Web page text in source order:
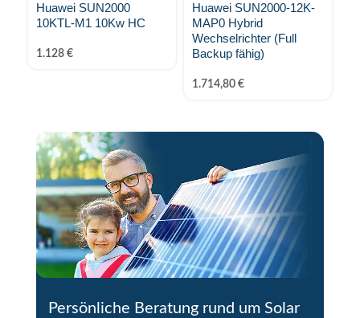
Huawei SUN2000
10KTL-M1 10Kw HC
1.128 €
Huawei SUN2000-12K-
MAP0 Hybrid
Wechselrichter (Full
Backup fähig)
1.714,80 €
Persönliche Beratung rund um Solar